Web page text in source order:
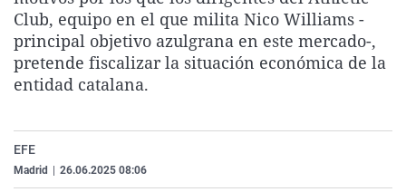
La rosa de los vientos
Gente viajera
Caso
Retornados
Extremadura
Galicia
Virales
Televisión
Club, equipo en el que milita Nico Williams -
principal objetivo azulgrana en este mercado-,
pretende fiscalizar la situación económica de la
entidad catalana.
EFE
Madrid 26.06.2025 08:06